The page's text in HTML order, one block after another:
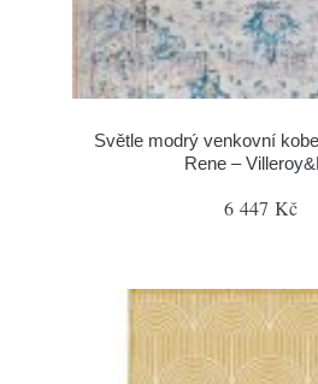
Světle modrý venkovní
Rene –
6 447 Kč